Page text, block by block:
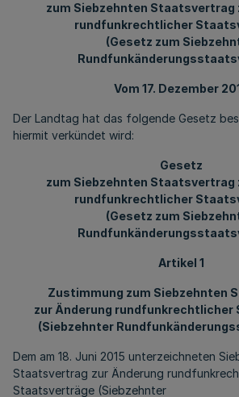
zum Siebzehnten Staatsvertrag
rundfunkrechtlicher
(Gesetz zum
Vom 17. Dezember
Der Landtag hat das folgende Gesetz
hiermit verkündet wird:
Gesetz
zum Siebzehnten Staatsvertrag
rundfunkrechtlicher
(Gesetz zum
Artikel 1
Zustimmung zum Siebzehnten
zur Änderung
(Siebzehnter
Dem am 18. Juni 2015 unterzeichneten
Staatsvertrag zur Änderung
Staatsverträge (Siebzehnter